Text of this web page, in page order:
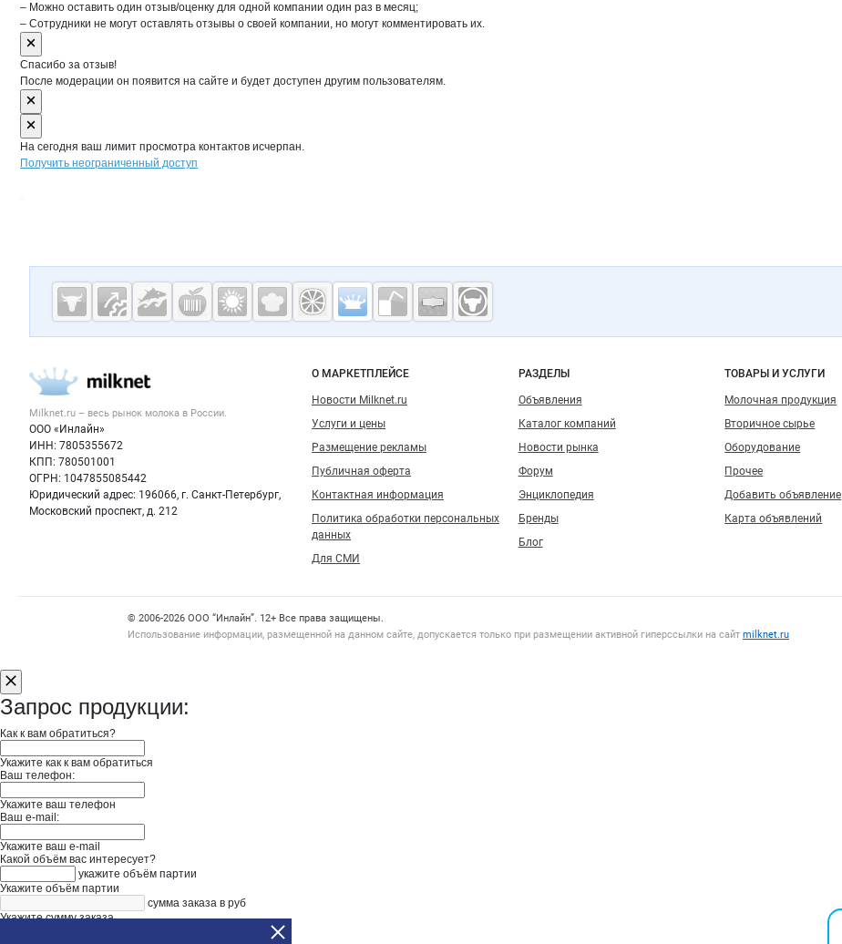
– Можно оставить один отзыв/оценку для одной компании один раз в месяц;
– Сотрудники не могут оставлять отзывы о своей компании, но могут комментировать их.
Спасибо за отзыв!
После модерации он появится на сайте и будет доступен другим пользователям.
На сегодня ваш лимит просмотра контактов исчерпан.
Получить неограниченный доступ
Дополнительная информация
Cсылки на полезные проекты
Молочная
промышленность
Milknet.ru
Важные разделы и контакты
Milknet.ru – весь рынок молока в России.
ООО «Инлайн»
ИНН: 7805355672
КПП: 780501001
ОГРН: 1047855085442
Юридический адрес: 196066, г. Санкт-Петербург,
Московский проспект, д. 212
Навигация по сайту
О МАРКЕТПЛЕЙСЕ
Новости Milknet.ru
Услуги и цены
Размещение рекламы
Публичная оферта
Контактная информация
Политика обработки персональных
данных
Для СМИ
РАЗДЕЛЫ
Объявления
Каталог компаний
Новости рынка
Форум
Энциклопедия
Бренды
Блог
ТОВАРЫ И УСЛУГИ
Молочная продукция
Вторичное сырье
Оборудование
Прочее
Добавить объявление
Карта объявлений
Счетчики, авторское право, логотипы
© 2006‑2026 ООО “Инлайн”. 12+ Все права защищены.
Использование информации, размещенной на данном сайте, допускается только при размещении активной гиперссылки на сайт milknet.ru
Запрос продукции:
Как к вам обратиться?
Укажите как к вам обратиться
Ваш телефон:
Укажите ваш телефон
Ваш e-mail:
Укажите ваш e-mail
Какой объём вас интересует?
укажите объём партии
Укажите объём партии
сумма заказа в руб
Укажите сумму заказа